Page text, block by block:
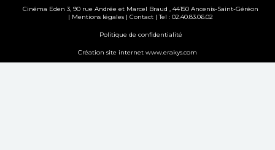
Cinéma Eden 3, 90 rue Andrée et Marcel Braud , 44150 Ancenis-Saint-Géréon
| Mentions légales | Contact | Tel : 02.40.83.06.02
Politique de confidentialité
Création site internet www.erakys.com